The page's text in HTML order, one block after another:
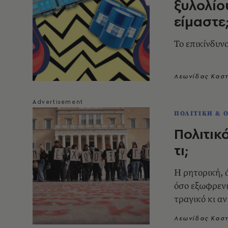
Το
Λεωνίδας
ΠΟΛΙΤΙΚΗ &
τι;
Η ρητορική,
όσο
τραγικό κι
Λεωνίδας